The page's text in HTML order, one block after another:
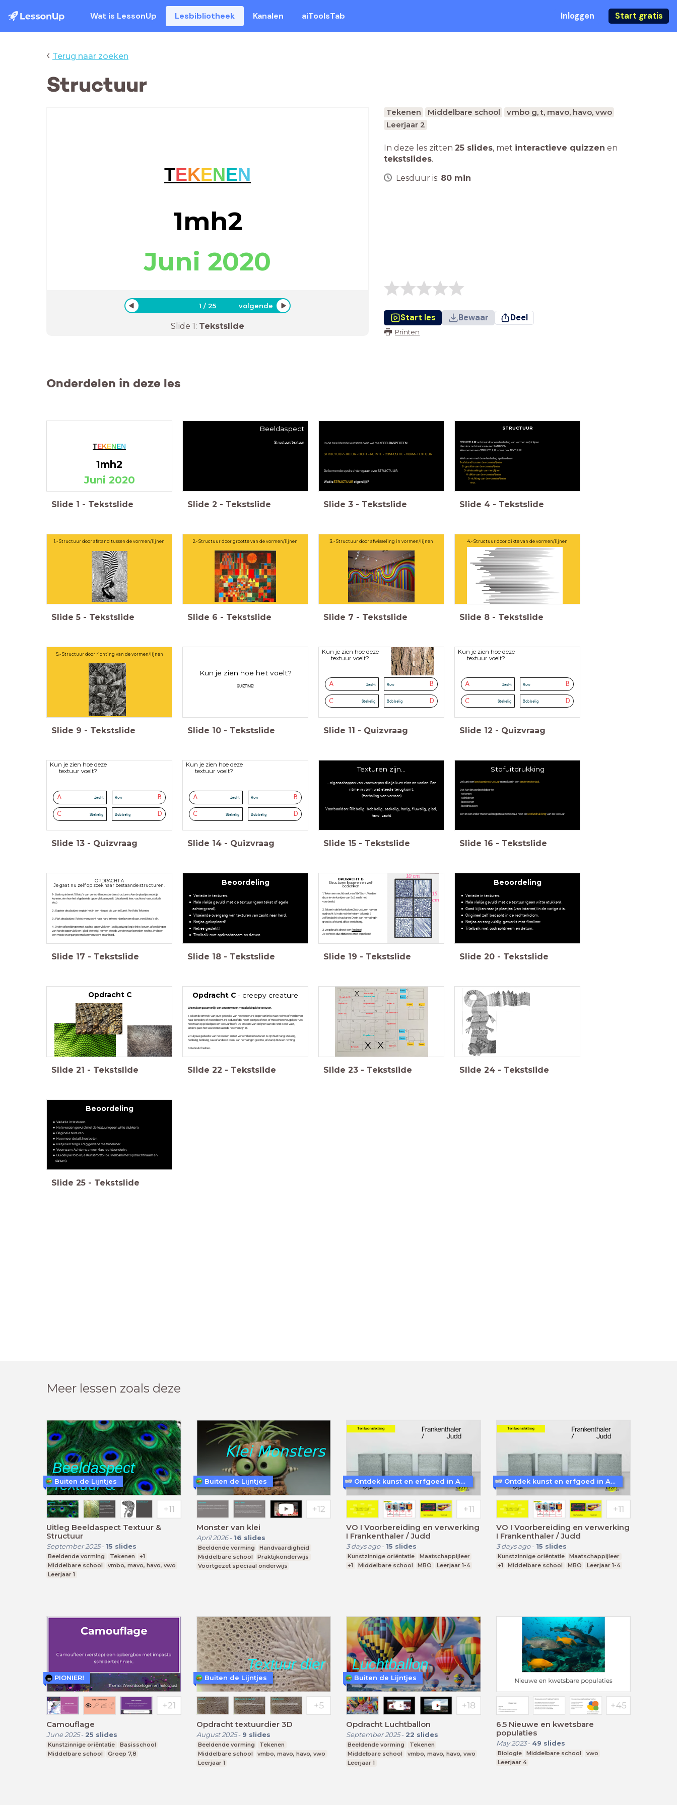
Wat is LessonUp Lesbibliotheek Kanalen aiToolsTab Inloggen Start gratis
‹ Terug naar zoeken
Structuur
TEKENEN
1mh2
Juni 2020
1 /25 volgende
Slide 1: Tekstslide
Tekenen Middelbare school
vmbo g, t, mavo, havo, vwo
Leerjaar 2
In deze les zitten 25 slides, met interactieve quizzen en
tekstslides.
Lesduur is: 80 min
Start les Bewaar Deel
Printen
Onderdelen in deze les
TEKENEN
1mh2
Juni 2020
Slide 1 - Tekstslide
Beeldaspect
Structuur/textuur
Slide 2 - Tekstslide
In de beeldende kunst werken we metBEELDASPECTEN:
STRUCTUUR - KLEUR - LICHT - RUIMTE - COMPOSITIE - VORM - TEXTUUR
De komende opdrachten gaan over STRUCTUUR.
Wat isSTRUCTUUReigenlijk?
Slide 3 - Tekstslide
STRUCTUUR
STRUCTUURontstaat door een herhaling van vormen en/of lijnen.
Hierdoor ontstaat vaak een PATROON.
We noemen een STRUCTUUR soms ook TEXTUUR.
We kunnen met deze herhaling spelen d.m.v.
1- afstand tussen de vormen/lijnen
2- grootte van de vormen/lijnen
3- afwisseling in vormen/lijnen
4- dikte van de vormen/lijnen
5- richting van de vormen/lijnen
enz.
Slide 4 - Tekstslide
1.- Structuur door afstand tussen de vormen/lijnen
Slide 5 - Tekstslide
2.- Structuur door grootte van de vormen/lijnen
Slide 6 - Tekstslide
3.- Structuur door afwisseling in vormen/lijnen
Slide 7 - Tekstslide
4.- Structuur door dikte van de vormen/lijnen
Slide 8 - Tekstslide
5.- Structuur door richting van de vormen/lijnen
Slide 9 - Tekstslide
Kun je zien hoe het voelt?
QUIZTIME!
Slide 10 - Tekstslide
Kun je zien hoe deze
textuur voelt?
A Zacht B
Ruw
C Stekelig D
Bobbelig
Slide 11 - Quizvraag
Kun je zien hoe deze
textuur voelt?
A Zacht B
Ruw
C Stekelig D
Bobbelig
Slide 12 - Quizvraag
Kun je zien hoe deze
textuur voelt?
A Zacht B
Ruw
C Stekelig D
Bobbelig
Slide 13 - Quizvraag
Kun je zien hoe deze
textuur voelt?
A Zacht B
Ruw
C Stekelig D
Bobbelig
Slide 14 - Quizvraag
Texturen zijn...
...eigenschappen van voorwerpen die je kunt zien en voelen. Een
ritme in vorm wat steeds terugkomt.
(Herhaling van vormen)
Voorbeelden: Ribbelig, bobbelig, stekelig, harig, fluwelig, glad,
hard, zacht
Slide 15 - Tekstslide
Stofuitdrukking
Je kunt eenbestaande structuurnamaken in eenander materiaal.
Dat kan bijvoorbeeld door te
- tekenen
- schilderen
- boetseren
- beeldhouwen
Een in een ander materiaal nagemaakte textuur heet destofuitdrukkingvan die textuur.
Slide 16 - Tekstslide
OPDRACHT A
Je gaat nu zelf op zoek naar bestaande structuren.
1-. Zoek op intenet 10 foto's van verschillende soorten structuren. Aan de plaatjes moet je
kunnen zien hoe het afgebeelde oppervlak aanvoelt. (Voorbeeld: leer, vachten, haar, stekels
etc.)
2-. Kopieer de plaatjes en plak het in een nieuwe dia van je Kunst Portfolio Tekenen.
3-. Plak de plaatjes (foto's) van zacht naar hard in twee rijen boven elkaar, van 5 foto's elk.
4 .Orden afbeeldingen met zachte oppervlakken (wollig, pluizig) leg je links-boven, afbeeldingen
van harde oppervlakken (glad, stekelig) komen steeds verder naar beneden-rechts. Probeer
een mooie overgang te maken vanzacht naar hard .
Slide 17 - Tekstslide
Beoordeling
Variatie in texturen.
Hele vlakje gevuld met de textuur (geen tekst of egale
achtergrond).
Vloeiende overgang van texturen van zacht naar hard.
Netjes gekopieerd!
Netjes geplakt!
Titelbalk met opdrachtnaam en datum.
Slide 18 - Tekstslide
OPDRACHT B
Structuren kopieren en zelf
bedenken
1. Teken een rechthoek van 10x15 cm. Verdeel
deze in vierkantjes van 5x5 zoals het
voorbeeld.
2. Teken in de linkerkolom 3 structuren na van
opdracht A, in de rechterkolom teken je 3
zelfbedacht structuren. Denk aan herhaling in
grootte, afstand, dikte en richting.
3. Je gebruikt direct eenfineliner!
Je schetst dusnieteerst met je potlood!
Slide 19 - Tekstslide
Beoordeling
Variatie in texturen.
Hele vlakje gevuld met de textuur (geen witte stukken).
Goed kijken naar je plaatjes (van internet) in de vorige dia.
Origineel zelf bedacht in de rechterkolom.
Netjes en zorgvuldig gewerkt met fineliner.
Titelbalk met opdrachtnaam en datum.
Slide 20 - Tekstslide
Opdracht C
Slide 21 - Tekstslide
Opdracht C - creepy creature
We maken gezamenlijk een enorm wezen met allerlei gekke texturen.
1. teken de omtrek van jouw gedeelte van het wezen. Hij loopt van links naar rechts of van boven
naar beneden, of in een bocht. Hij is dun of dik, heeft pootjes of niet, of misschien vleugeltjes? Als
het maar op je blad past en textuur heeft! De afstand van de lijnen aan de rand is wel vast,
anders past het wezen niet aan de rest van zijn lijf.
2. vul jouw gedeelte van het wezen in met verschillende texturen. Is zijn huid harig, stekelig,
hobbelig, bobbelig, ruw of anders? Denk aan herhaling in grootte, afstand, dikte en richting.
3. Gebruik fineliner.
Slide 22 - Tekstslide
3 cm
3 cm
7 cm 7 cm
3 cm
3 cm
7 cm 7 cm
X
X
X
Sophie B.
Charlotte
Britt S.
Mats B.
Annefleur
v. D.
River v D.
Roos H.
Roaveon
Ben P.
Jayden R.
Rames S.
Erfan S.
Björn vd S.
Sonia C.R.
Slide 23 - Tekstslide Slide 24 - Tekstslide
Beoordeling
Variatie in texturen.
Hele wezen gevuld met de textuur (geen witte stukken).
Originele texturen.
Hoe meer detail, hoe beter.
Netjes en zorgvuldig gewerkt met fineliner.
Voornaam, Achternaam en klas, rechtsonderin.
Duidelijke foto in je KunstPortfolio (Titelbalk met opdrachtnaam en
datum).
Slide 25 - Tekstslide
Meer lessen zoals deze
Uitleg Beeldaspect Textuur &
Structuur
September 2025- 15 slides
Beeldende vorming Tekenen
+1
Middelbare school
vmbo, mavo, havo, vwo
Leerjaar 1
Buiten de Lijntjes
Monster van klei
April 2026- 16 slides
Beeldende vorming
Handvaardigheid
Middelbare school
Praktijkonderwijs
Voortgezet speciaal onderwijs
Buiten de Lijntjes
VO I Voorbereiding en verwerking
I Frankenthaler / Judd
3 days ago- 15 slides
Kunstzinnige oriëntatie
Maatschappijleer
+1
Middelbare school MBO Leerjaar 1-4
Ontdek kunst en erfgoed in Amersfoort
VO I Voorbereiding en verwerking
I Frankenthaler / Judd
3 days ago- 15 slides
Kunstzinnige oriëntatie
Maatschappijleer
+1
Middelbare school MBO Leerjaar 1-4
Ontdek kunst en erfgoed in Amersfoort
Camouflage
June 2025- 25 slides
Kunstzinnige oriëntatie
Basisschool
Middelbare school
Groep 7,8
PIONIER!
Opdracht textuurdier 3D
August 2025- 9 slides
Beeldende vorming
Tekenen
Middelbare school
vmbo, mavo, havo, vwo
Leerjaar 1
Buiten de Lijntjes
Opdracht Luchtballon
September 2025- 22 slides
Beeldende vorming
Tekenen
Middelbare school
vmbo, mavo, havo, vwo
Leerjaar 1
Buiten de Lijntjes
6.5 Nieuwe en kwetsbare
populaties
May 2023- 49 slides
Biologie Middelbare school
vwo
Leerjaar 4